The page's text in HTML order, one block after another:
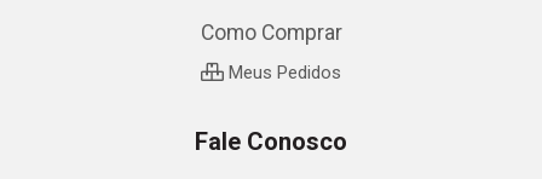
Como Comprar
Meus Pedidos
Fale Conosco